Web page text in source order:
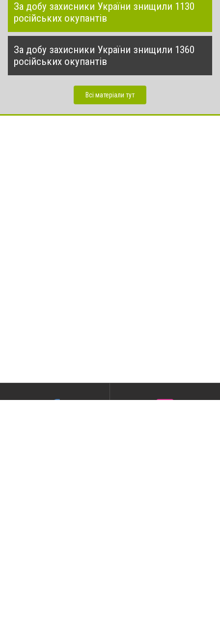
За добу захисники України знищили 1130
російських окупантів
За добу захисники України знищили 1360
російських окупантів
Всі матеріали тут